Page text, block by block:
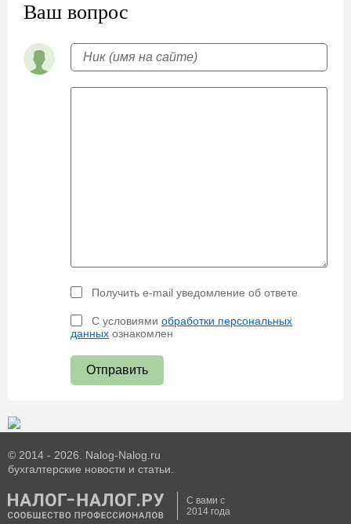
Ваш вопрос
Получить e-mail уведомление об ответе
С условиями обработки персональных
данных ознакомлен
Отправить
© 2014 - 2026. Nalog-Nalog.ru
бухгалтерские новости и статьи.
С вами с
2014 года